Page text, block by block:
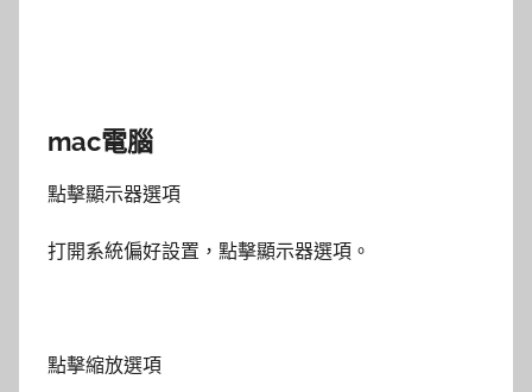
mac電腦
點擊顯示器選項
打開系統偏好設置，點擊顯示器選項。
點擊縮放選項